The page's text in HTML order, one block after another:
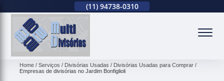
(11) 94738-0310
Home Serviços Divisórias Usadas
Divisórias Usadas para Comprar
Empresas de divisórias no Jardim Bonfiglioli